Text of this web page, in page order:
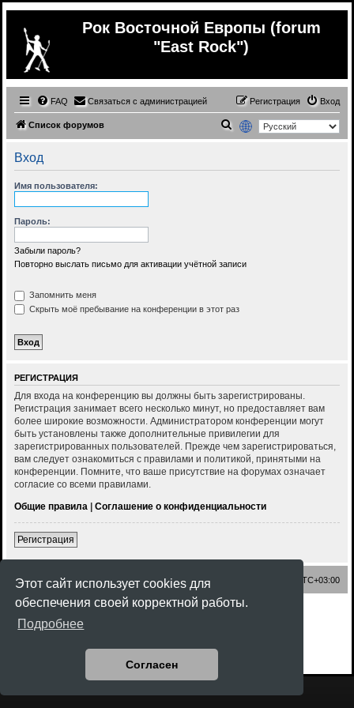
Этот сайт использует cookies для
обеспечения своей корректной работы.
Подробнее
Согласен
Рок Восточной Европы (forum
"East Rock")
FAQ Связаться с администрацией Вход
Регистрация
Список форумов
Вход
Имя пользователя:
Пароль:
Забыли пароль?
Повторно выслать письмо для активации учётной записи
Запомнить меня
Скрыть моё пребывание на конференции в этот раз
РЕГИСТРАЦИЯ
Для входа на конференцию вы должны быть зарегистрированы.
Регистрация занимает всего несколько минут, но предоставляет вам
более широкие возможности. Администратором конференции могут
быть установлены также дополнительные привилегии для
зарегистрированных пользователей. Прежде чем зарегистрироваться,
вам следует ознакомиться с правилами и политикой, принятыми на
конференции. Помните, что ваше присутствие на форумах означает
согласие со всеми правилами.
Общие правила | Соглашение о конфиденциальности
Регистрация
Список форумов UTC+03:00
Создано на основеphpBB® Forum Software © phpBB Limited
Конфиденциальность|Правила